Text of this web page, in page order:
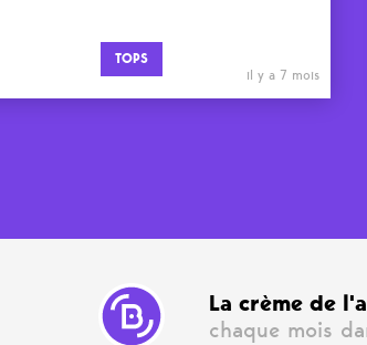
TOPS
il y a 7 mois
La crème de
chaque mois